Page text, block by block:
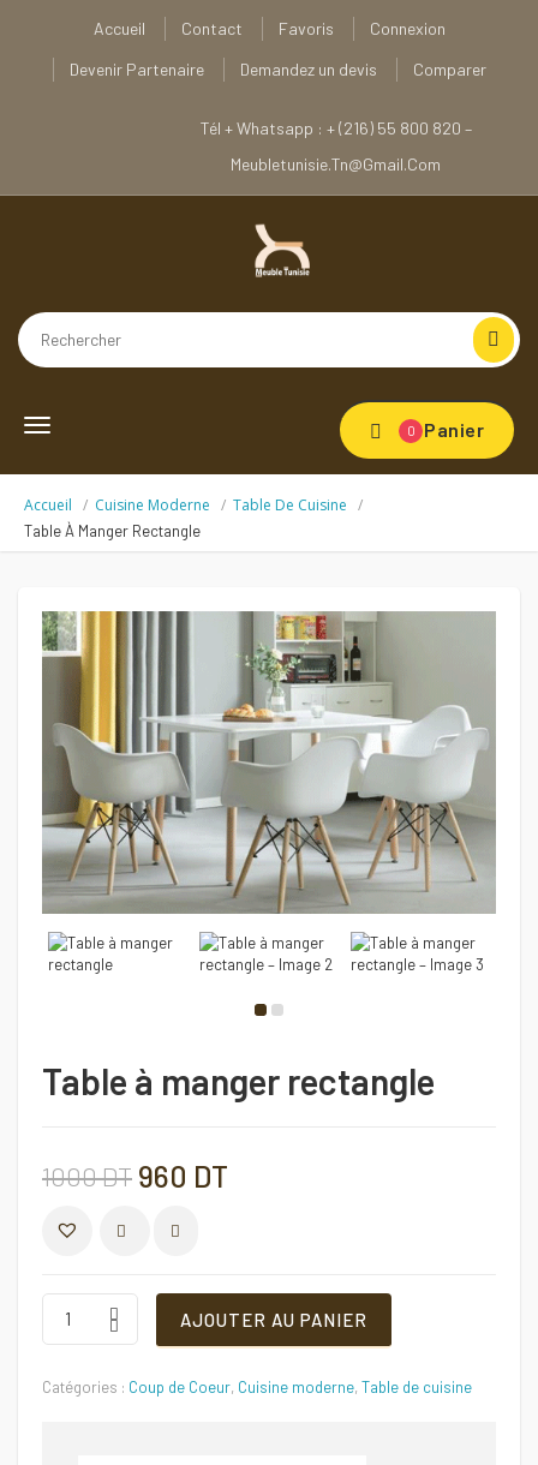
Accueil Contact Favoris
Connexion
Devenir Partenaire
Demandez un devis Comparer
Tél + Whatsapp : + (216) 55 800 820 –
Meubletunisie.tn@gmail.com
Toggle
0 Panier
Accueil Cuisine Moderne Table De Cuisine
Table À Manger Rectangle
Table à manger rectangle
1000DT Le
prix
initial
était :
960 DT
actuel
est :
Table
manger
Quantité
AJOUTER AU PANIER
Catégories : Coup de Coeur, Cuisine moderne, Table de cuisine